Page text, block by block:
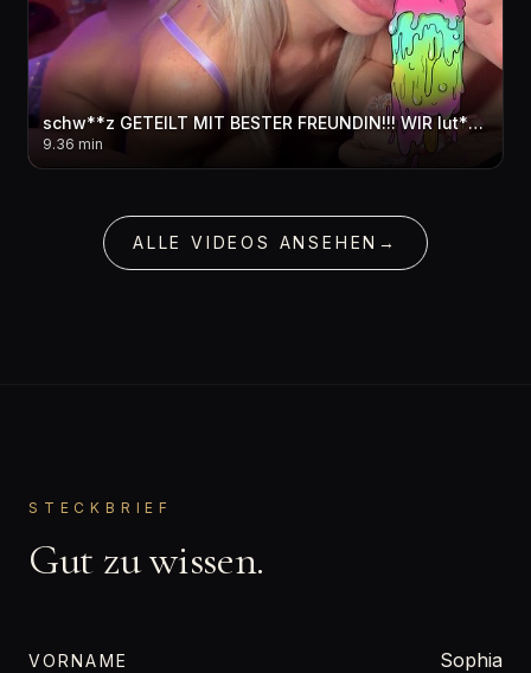
schw**z GETEILT MIT BESTER FREUNDIN!!! WIR lut**hEN UM DIE WETTE
9.36 min
ALLE VIDEOS ANSEHEN →
STECKBRIEF
Gut zu wissen.
VORNAME Sophia